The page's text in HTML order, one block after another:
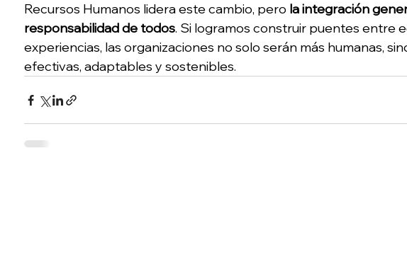
Recursos Humanos lidera este cambio, pero la integración
responsabilidad de todos. Si logramos construir puentes entre
experiencias, las organizaciones no solo serán más humanas,
efectivas, adaptables y sostenibles.